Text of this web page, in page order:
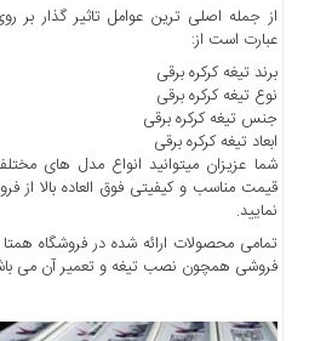
اخبار
اقتصادی
اخبار
ایران
اخبار
بین
المللی
اخبار
اقتصادی
جدید
از جمله اصلی ترین عوامل تاثیر گذار بر
عبارت است از:
برند تیغه کرکره برقی
نوع تیغه کرکره برقی
جنس تیغه کرکره برقی
ابعاد تیغه کرکره برقی
شما عزیزان میتوانید انواع مدل های
قیمت مناسب و کیفیتی فوق العاده بالا از
نمایید.
تمامی محصولات ارائه شده در فروشگاه
فروشی همچون نصب تیغه و تعمیر آن می